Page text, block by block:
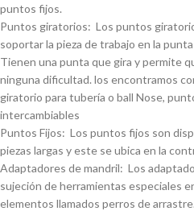
puntos fijos.
Puntos giratorios: Los puntos
soportar la pieza de trabajo en la
Tienen una punta que gira y permite
ninguna dificultad. los encontramos
giratorio para tuberí­a o ball Nose,
intercambiables
Puntos Fijos: Los puntos fijos son
piezas largas y este se ubica en la
Adaptadores de mandril: Los
sujeción de herramientas especiales
elementos llamados perros de arrastre.